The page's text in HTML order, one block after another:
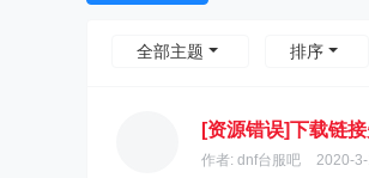
全部主题 排序
[资源错误]下载链
作者: dnf台服吧 2020-